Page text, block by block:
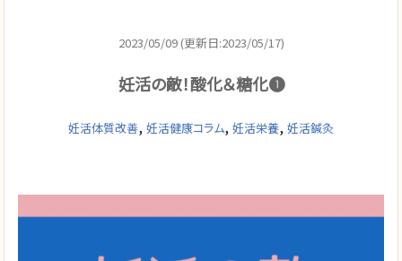
2023/05/09 (更新日:2023/05/17)
妊活の敵！酸化＆糖化❶
妊活体質改善, 妊活健康コラム, 妊活栄養, 妊活鍼灸